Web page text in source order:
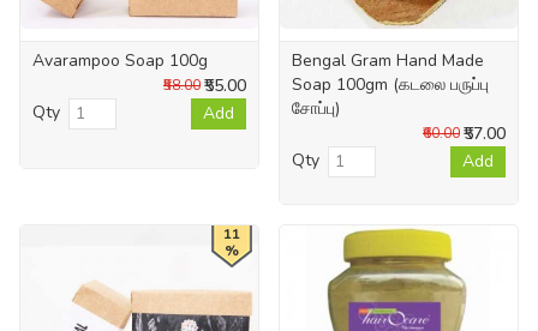
Avarampoo Soap 100g
₹55.00
₹58.00
Qty Add
Bengal Gram Hand Made
Soap 100gm (கடலை பருப்பு
சோப்பு)
₹57.00
₹60.00
Qty Add
11
%